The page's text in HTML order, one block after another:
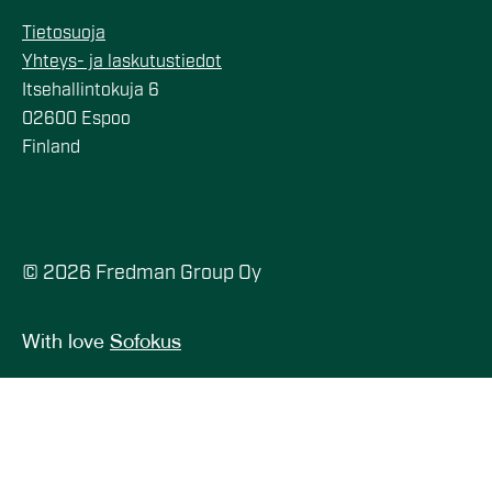
Tietosuoja
Yhteys- ja laskutustiedot
Itsehallintokuja 6
02600 Espoo
Finland
© 2026 Fredman Group Oy
With love Sofokus